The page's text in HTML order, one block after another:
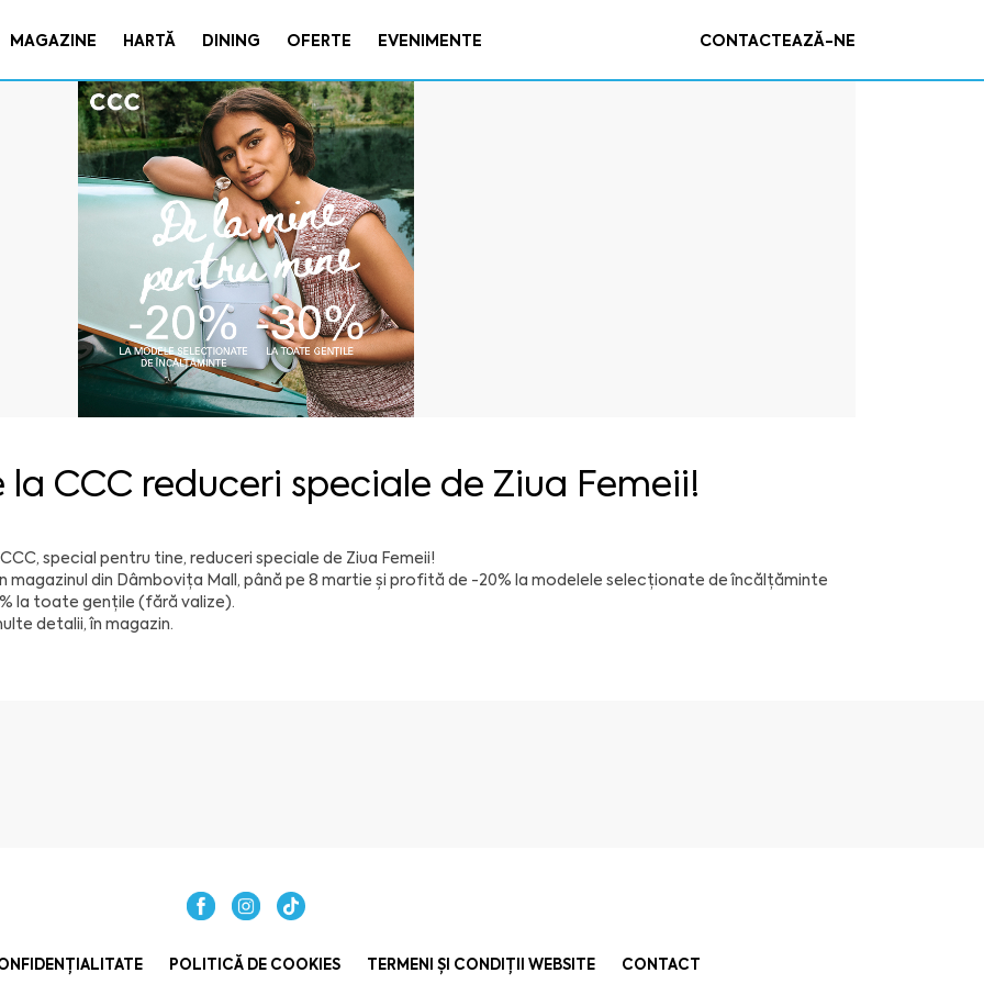
MAGAZINE HARTĂ DINING OFERTE EVENIMENTE CONTACTEAZĂ-NE
la CCC reduceri speciale de Ziua Femeii!
special pentru tine, reduceri speciale de Ziua Femeii!
magazinul din Dâmbovița Mall, până pe 8 martie și profită de -20% la modelele selecționate de încălțăminte
la toate gențile (fără valize).
detalii, în magazin.
POLITICĂ DE COOKIES TERMENI ȘI CONDIȚII WEBSITE CONTACT